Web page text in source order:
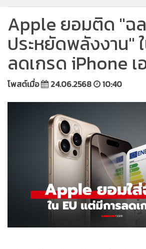
Apple ยอมติด "ฉ
ประหยัดพลังงาน"
ลดเกรด iPhone เ
โพสต์เมื่อ 24.06.2568 10:40